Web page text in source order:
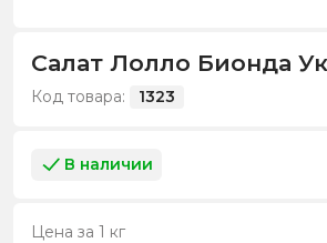
Салат Лолло Бионда
Код товара: 1323
В наличии
Цена за 1 кг